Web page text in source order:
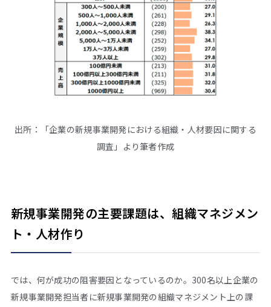
出所：「企業の新規事業開発における組織・人材要因に関する
調査」より筆者作成
新規事業開発の主要課題は、組織マネジメン
ト・人材作り
では、何が成功の阻害要因となっているのか。300名以上企業の
新規事業開発担当者に新規事業開発の組織マネジメント上の課